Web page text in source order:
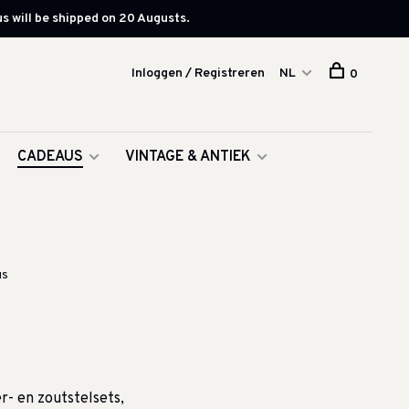
will be shipped on 20 Augusts.
CADEAUS VINTAGE & ANTIEK
Inloggen / Registreren NL 0
en zoutstelsets,